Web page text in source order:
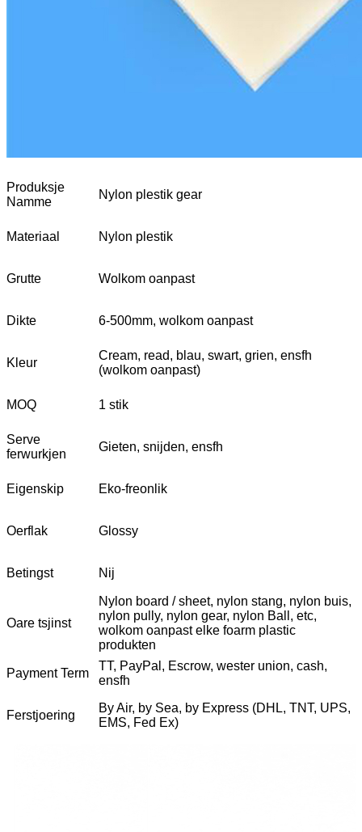
Produksje
Namme
Nylon plestik gear
Materiaal Nylon plestik
Grutte Wolkom oanpast
Dikte 6-500mm, wolkom oanpast
Kleur
Cream, read, blau, swart, grien, ensfh
(wolkom oanpast)
MOQ 1 stik
Serve
ferwurkjen
Gieten, snijden, ensfh
Eigenskip Eko-freonlik
Oerflak Glossy
Betingst Nij
Oare tsjinst
Nylon board / sheet, nylon stang, nylon buis,
nylon pully, nylon gear, nylon Ball, etc,
wolkom oanpast elke foarm plastic
produkten
Payment Term
TT, PayPal, Escrow, wester union, cash,
ensfh
Ferstjoering
By Air, by Sea, by Express (DHL, TNT, UPS,
EMS, Fed Ex)